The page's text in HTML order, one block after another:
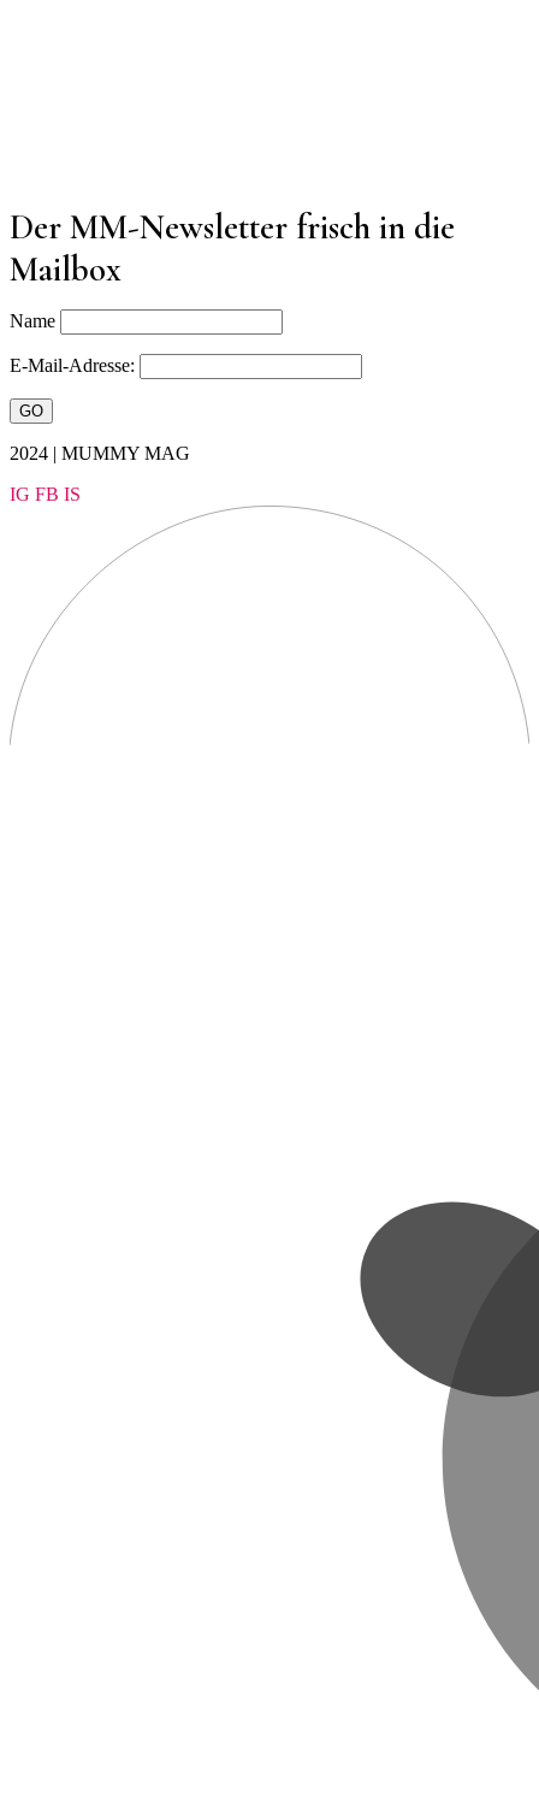
Der MM-Newsletter frisch in die
Mailbox
Name
E-Mail-Adresse:
2024 | MUMMY MAG
IG FB IS